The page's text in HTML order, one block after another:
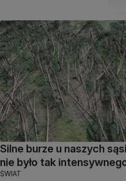
Silne burze u naszych
nie było tak
ŚWIAT